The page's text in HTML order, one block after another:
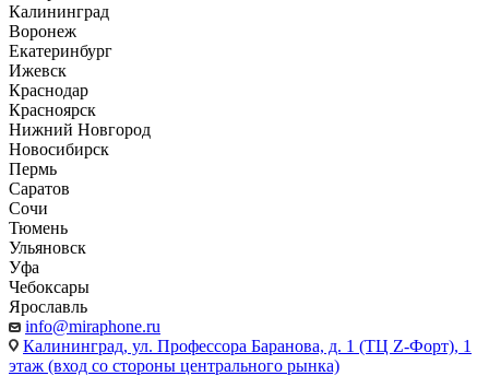
Калининград
Воронеж
Екатеринбург
Ижевск
Краснодар
Красноярск
Нижний Новгород
Новосибирск
Пермь
Саратов
Сочи
Тюмень
Ульяновск
Уфа
Чебоксары
Ярославль
info@miraphone.ru
Калининград, ул. Профессора Баранова, д. 1 (ТЦ Z-Форт), 1
этаж (вход со стороны центрального рынка)